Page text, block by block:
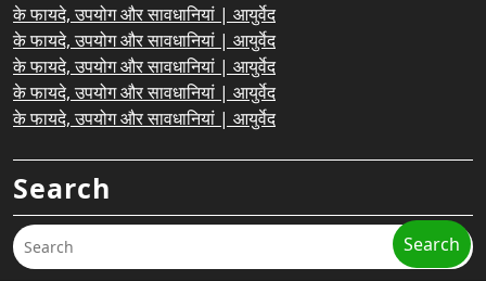
के फायदे, उपयोग और सावधानियां | आयुर्वेद
के फायदे, उपयोग और सावधानियां | आयुर्वेद
के फायदे, उपयोग और सावधानियां | आयुर्वेद
के फायदे, उपयोग और सावधानियां | आयुर्वेद
के फायदे, उपयोग और सावधानियां | आयुर्वेद
Search
Search